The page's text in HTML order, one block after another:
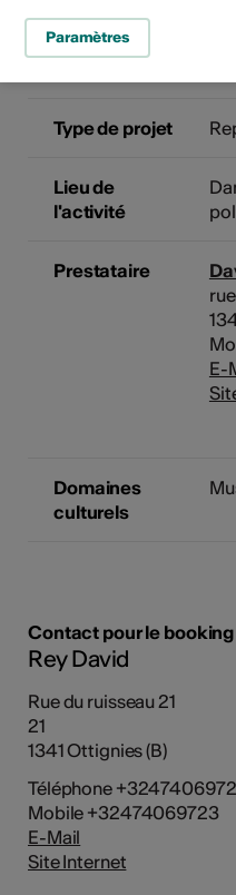
Dossier
Type de projet
Lieu de
l'activité
Prestataire
E-
Domaines
culturels
Contact pour le booking
Rey David
Rue du ruisseau 21
21
1341 Ottignies (B)
Téléphone
Mobile +32474069723
E-Mail
Site Internet
Paramètres